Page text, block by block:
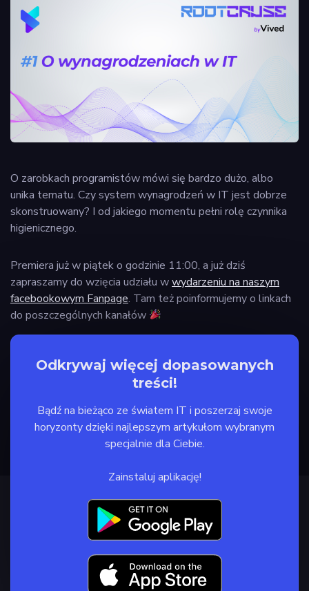
O zarobkach programistów mówi się bardzo dużo, albo
unika tematu. Czy system wynagrodzeń w IT jest dobrze
skonstruowany? I od jakiego momentu pełni rolę czynnika
higienicznego.
Premiera już w piątek o godzinie 11:00, a już dziś
zapraszamy do wzięcia udziału wwydarzeniu na naszym
facebookowym Fanpage. Tam też poinformujemy o linkach
do poszczególnych kanałów
Odkrywaj więcej dopasowanych
treści!
Bądź na bieżąco ze światem IT i poszerzaj swoje
horyzonty dzięki najlepszym artykułom wybranym
specjalnie dla Ciebie.
Zainstaluj aplikację!